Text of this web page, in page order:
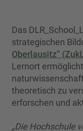
Das
strategischen
Oberlausitz“
Lernort
theoretisch zu
erforschen und
„Die Hochschule